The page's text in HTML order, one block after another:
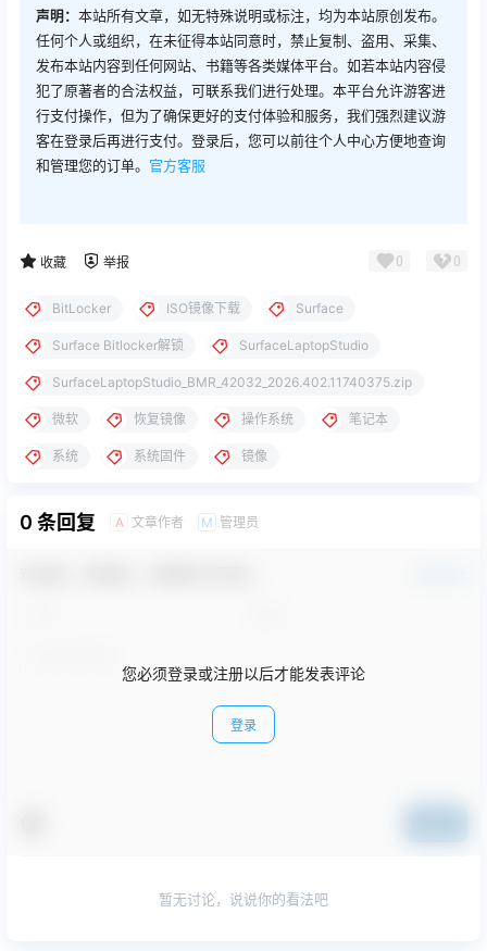
声明： 本站所有文章，如无特殊说明或标注，均为本站原创发布。
任何个人或组织，在未征得本站同意时，禁止复制、盗用、采集、
发布本站内容到任何网站、书籍等各类媒体平台。如若本站内容侵
犯了原著者的合法权益，可联系我们进行处理。本平台允许游客进
行支付操作，但为了确保更好的支付体验和服务，我们强烈建议游
客在登录后再进行支付。登录后，您可以前往个人中心方便地查询
和管理您的订单。 官方客服
收藏 举报 0 0
BitLocker ISO镜像下载 Surface
Surface Bitlocker解锁 SurfaceLaptopStudio
SurfaceLaptopStudio_BMR_42032_2026.402.11740375.zip
微软 恢复镜像 操作系统 笔记本
系统 系统固件 镜像
0 条回复 A 文章作者 M 管理员
您必须登录或注册以后才能发表评论
登录
暂无讨论，说说你的看法吧